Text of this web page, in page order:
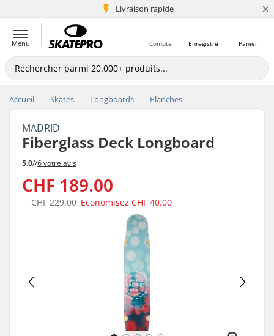
Livraison rapide
+5 mio de clients ×
Menu Panier
Enregistré
Compte
Accueil Skates Longboards Planches
MADRID
Fiberglass Deck Longboard
5.0//6 votre avis
CHF 189.00
CHF 229.00 Economisez CHF 40.00